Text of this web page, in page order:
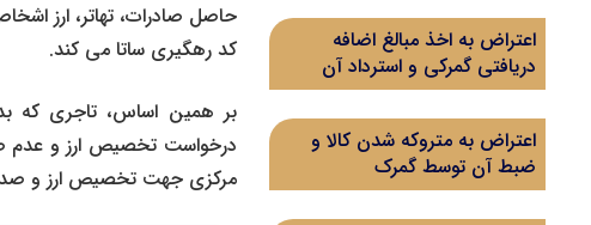
اعتراض به اخذ مبالغ اضافه
دریافتی گمرکی و استرداد آن
اعتراض به متروکه شدن کالا و
ضبط آن توسط گمرک
حاصل صادرات، تهاتر، ارز
کد رهگیری ساتا می کند.
بر همین اساس، تاجری که
درخواست تخصیص ارز و عدم
مرکزی جهت تخصیص ارز و